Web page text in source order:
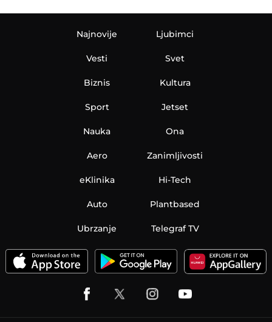
Najnovije
Vesti
Biznis
Sport
Nauka
Aero
Ljubimci
Svet
Kultura
Jetset
Ona
Zanimljivosti
eKlinika Hi-Tech
Auto Plantbased
Ubrzanje Telegraf TV